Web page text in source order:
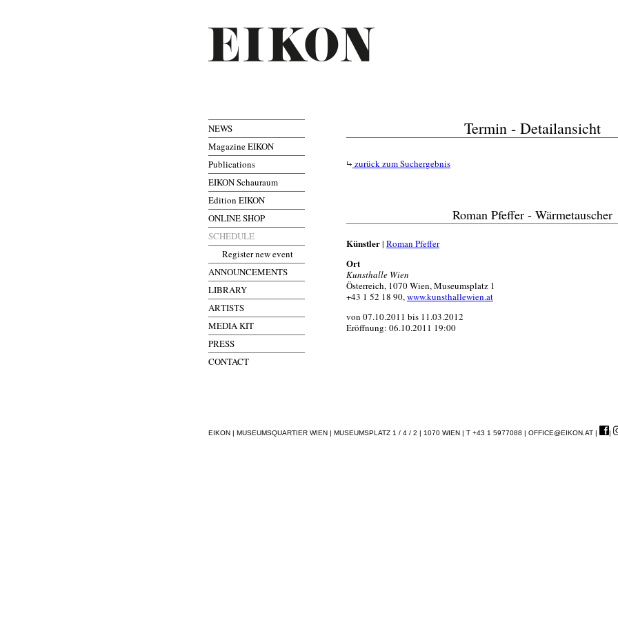
NEWS
Magazine EIKON
Publications
EIKON Schauraum
Edition EIKON
ONLINE SHOP
SCHEDULE
Register new event
ANNOUNCEMENTS
LIBRARY
ARTISTS
MEDIA KIT
PRESS
CONTACT
Termin - Detailansicht
zurück zum Suchergebnis
Roman Pfeffer - Wärmetauscher
Künstler| Roman Pfeffer
Ort
Kunsthalle Wien
Österreich, 1070 Wien, Museumsplatz 1
+43 1 52 18 90,www.kunsthallewien.at
von 07.10.2011 bis 11.03.2012
Eröffnung: 06.10.2011 19:00
EIKON | MUSEUMSQUARTIER WIEN | MUSEUMSPLATZ 1 / 4 / 2 | 1070 WIEN | T +43 1 5977088 | OFFICE@EIKON.AT | |